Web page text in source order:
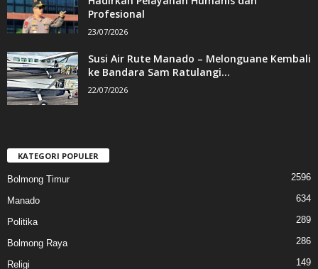
Profesional
23/07/2026
Susi Air Rute Manado – Melonguane Kembali
ke Bandara Sam Ratulangi...
22/07/2026
KATEGORI POPULER
Bolmong Timur 2596
Manado 634
Politika 289
Bolmong Raya 286
Religi 149